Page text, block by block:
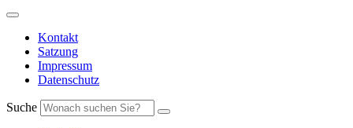
Kontakt
Satzung
Impressum
Datenschutz
Suche